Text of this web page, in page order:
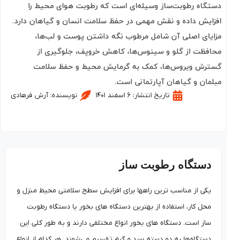
رطوبت‌ساز وسیله‌ای است که رطوبت هوای محیط را
داده و نقش مهمی در حفظ سلامت انسان و گیاهان دارد.
اصلی آن شامل مرطوب نگه داشتن پوست و لب‌ها،
از گلو و سینوس‌ها، کاهش خروپف، جلوگیری از
ویروس‌ها، کمک به گرمایش محیط و حفظ سلامت
و گیاهان آپارتمانی است.
تاریخ انتشار: ۶ اسفند ۱۴۰۱ نویسنده:آرش فرهادی
دستگاه رطوبت ساز
یکی از مناسب ترین راه­ها برای افزایش سطح سلامتی محیط منزل و
محل کار، استفاده از بهترین دستگاه­ های‌ بخور یا دستگاه رطوبت
ساز است. دستگاه های بخور انواع مختلفی دارند و به طور کلی این